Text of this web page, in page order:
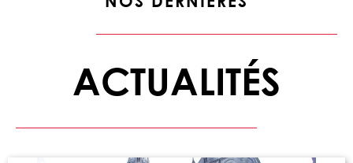
ACTUALITÉS